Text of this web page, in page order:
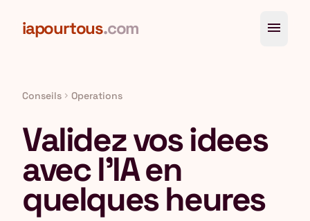
iapourtous.com menu
Conseils chevron_right Operations
Validez vos idees
avec l'IA en
quelques heures